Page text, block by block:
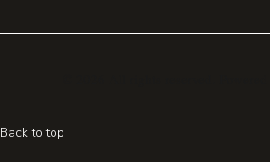
Back to top